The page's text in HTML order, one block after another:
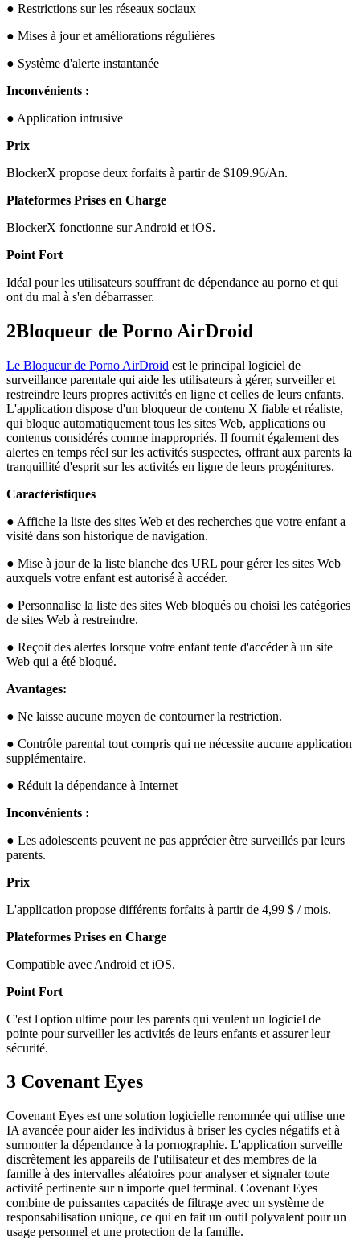
● Restrictions sur les réseaux sociaux
● Mises à jour et améliorations régulières
● Système d'alerte instantanée
Inconvénients :
● Application intrusive
Prix
BlockerX propose deux forfaits à partir de $109.96/An.
Plateformes Prises en Charge
BlockerX fonctionne sur Android et iOS.
Point Fort
Idéal pour les utilisateurs souffrant de dépendance au porno et qui
ont du mal à s'en débarrasser.
2Bloqueur de Porno AirDroid
Le Bloqueur de Porno AirDroid est le principal logiciel de
surveillance parentale qui aide les utilisateurs à gérer, surveiller et
restreindre leurs propres activités en ligne et celles de leurs enfants.
L'application dispose d'un bloqueur de contenu X fiable et réaliste,
qui bloque automatiquement tous les sites Web, applications ou
contenus considérés comme inappropriés. Il fournit également des
alertes en temps réel sur les activités suspectes, offrant aux parents la
tranquillité d'esprit sur les activités en ligne de leurs progénitures.
Caractéristiques
● Affiche la liste des sites Web et des recherches que votre enfant a
visité dans son historique de navigation.
● Mise à jour de la liste blanche des URL pour gérer les sites Web
auxquels votre enfant est autorisé à accéder.
● Personnalise la liste des sites Web bloqués ou choisi les catégories
de sites Web à restreindre.
● Reçoit des alertes lorsque votre enfant tente d'accéder à un site
Web qui a été bloqué.
Avantages:
● Ne laisse aucune moyen de contourner la restriction.
● Contrôle parental tout compris qui ne nécessite aucune application
supplémentaire.
● Réduit la dépendance à Internet
Inconvénients :
● Les adolescents peuvent ne pas apprécier être surveillés par leurs
parents.
Prix
L'application propose différents forfaits à partir de 4,99 $ / mois.
Plateformes Prises en Charge
Compatible avec Android et iOS.
Point Fort
C'est l'option ultime pour les parents qui veulent un logiciel de
pointe pour surveiller les activités de leurs enfants et assurer leur
sécurité.
3 Covenant Eyes
Covenant Eyes est une solution logicielle renommée qui utilise une
IA avancée pour aider les individus à briser les cycles négatifs et à
surmonter la dépendance à la pornographie. L'application surveille
discrètement les appareils de l'utilisateur et des membres de la
famille à des intervalles aléatoires pour analyser et signaler toute
activité pertinente sur n'importe quel terminal. Covenant Eyes
combine de puissantes capacités de filtrage avec un système de
responsabilisation unique, ce qui en fait un outil polyvalent pour un
usage personnel et une protection de la famille.